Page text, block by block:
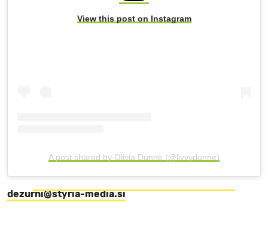
View this post on Instagram
A post shared by Olivia Dunne (@livvydunne)
dezurni@styria-media.si